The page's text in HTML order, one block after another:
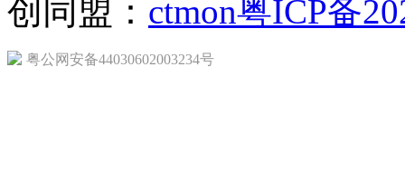
创同盟： ctmon粤ICP备
粤公网安备44030602003234号